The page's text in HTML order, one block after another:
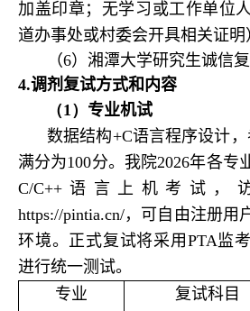
加盖印章；无学习或工作单位
道办事处或村委会开具相关证明
（6）湘潭大学研究生诚信
4.调剂复试方式和内容
（1） 专业机试
数据结构+C语言程序设计，
满分为100分。我院2026年各专
C/C++语言上机考试，
https://pintia.cn/，可自由注册用
环境。正式复试将采用PTA监
进行统一测试。
专业
复试科目